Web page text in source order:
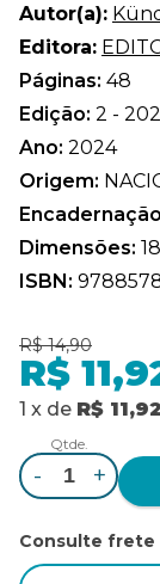
Autor(a):
Editora:
Páginas: 48
Edição: 2 -
Ano: 2024
Origem:
Dimensões:
ISBN:
R$ 14,90
R$
1 x de R$ 11,92
Qtde.
- +
Consulte frete